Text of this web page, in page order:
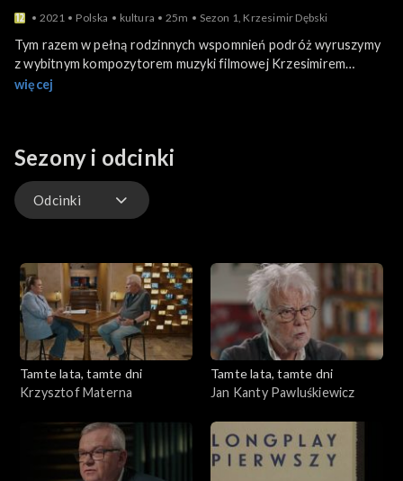
2021 Polska kultura 25m Sezon 1, Krzesimir Dębski
Tym razem w pełną rodzinnych wspomnień podróż wyruszymy
z wybitnym kompozytorem muzyki filmowej Krzesimirem
Dębskim, który opowie nam na ile jako artysta został
kultowa muzyka do filmu „Ogniem i Mieczem” oraz do słynnej
„Dumki na dwa serca”.
więcej
Sezony i odcinki
Odcinki
Tamte lata, tamte dni
Krzysztof Materna
Tamte lata, tamte dni
Jan Kanty Pawluśkiewicz